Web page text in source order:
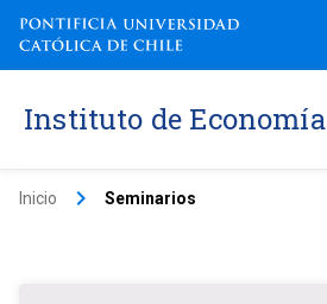
Instituto de Economía
Inicio keyboard_arrow_right Seminarios